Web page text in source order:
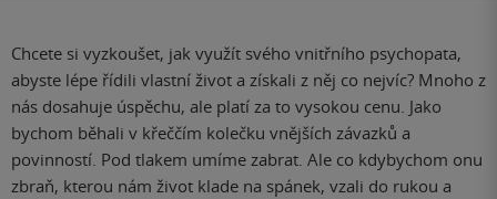
Chcete si vyzkoušet, jak využít svého vnitřního psychopata,
abyste lépe řídili vlastní život a získali z něj co nejvíc? Mnoho z
nás dosahuje úspěchu, ale platí za to vysokou cenu. Jako
bychom běhali v křeččím kolečku vnějších závazků a
povinností. Pod tlakem umíme zabrat. Ale co kdybychom onu
zbraň, kterou nám život klade na spánek, vzali do rukou a